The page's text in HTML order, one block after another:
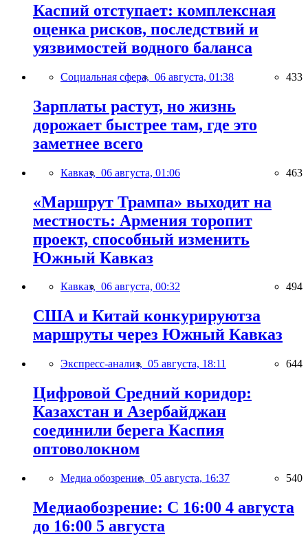
Каспий отступает: комплексная
оценка рисков, последствий и
уязвимостей водного баланса
Социальная сфера, 06 августа, 01:38 433
Зарплаты растут, но жизнь
дорожает быстрее там, где это
заметнее всего
Кавказ, 06 августа, 01:06 463
«Маршрут Трампа» выходит на
местность: Армения торопит
проект, способный изменить
Южный Кавказ
Кавказ, 06 августа, 00:32 494
США и Китай конкурируютза
маршруты через Южный Кавказ
Экспресс-анализ, 05 августа, 18:11 644
Цифровой Средний коридор:
Казахстан и Азербайджан
соединили берега Каспия
оптоволокном
Медиа обозрение, 05 августа, 16:37 540
Медиаобозрение: С 16:00 4 августа
до 16:00 5 августа